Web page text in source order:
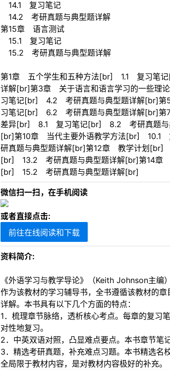
14.1 复习笔记
14.2 考研真题与典型题详解
第15章 语言测试
15.1 复习笔记
15.2 考研真题与典型题详解
第1章 五个学生和五种方法[br] 1.1 复习
详解[br]第3章 关于语言和语言学习的一些
习笔记[br] 4.2 考研真题与典型题详解[br]
习笔记[br] 6.2 考研真题与典型题详解[br]
差异[br] 8.1 复习笔记[br] 8.2 考研真题与
[br]第10章 当代主要外语教学方法[br]
研真题与典型题详解[br]第12章 教学计划
[br] 13.2 考研真题与典型题详解[br]第14
[br] 15.2 考研真题与典型题详解[br]
微信扫一扫，在手机阅读
或者直接点击:
前往在线阅读和下载
资料简介:
《外语学习与教学导论》（Keith Johnson主编
作为该教材的学习辅导书，全书遵循该教材的
详解。本书具有以下几个方面的特点：
1．梳理章节脉络，透析核心考点。每章的复习
对性地复习。
2．中英双语对照，凸显难点要点。本书章节笔
3．精选考研真题，补充难点习题。本书精选名
全局限于教材内容，是对教材内容极好的补充。